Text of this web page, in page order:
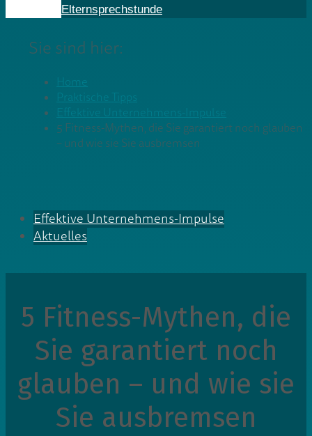
Elternsprechstunde
Sie sind hier:
Home
Praktische Tipps
Effektive Unternehmens-Impulse
5 Fitness-Mythen, die Sie garantiert noch glauben
– und wie sie Sie ausbremsen
Effektive Unternehmens-Impulse
Aktuelles
5 Fitness-Mythen, die
Sie garantiert noch
glauben – und wie sie
Sie ausbremsen